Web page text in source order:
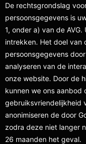
De rechtsgrondslag
persoonsgegevens is
1, onder a) van de
intrekken. Het doel van
persoonsgegevens
analyseren van de
onze website. Door de
kunnen we ons aanbod
gebruiksvriendelijkheid
anonimiseren de door
zodra deze niet langer
26 maanden het geval.